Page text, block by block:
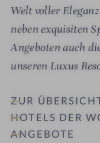
Welt voller
neben exquisiten
Angeboten auch
unseren Luxus
ZUR
HOTELS DER
ANGEBOTE